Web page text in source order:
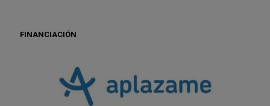
FINANCIACIÓN